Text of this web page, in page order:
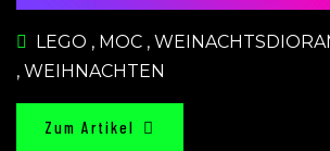
LEGO , MOC ,
, WEIHNACHTEN
Zum Artikel